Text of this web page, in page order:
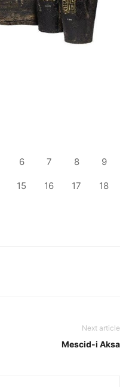
6 7 8 9
15 16 17 18
Next article
Mescid-i Aksa